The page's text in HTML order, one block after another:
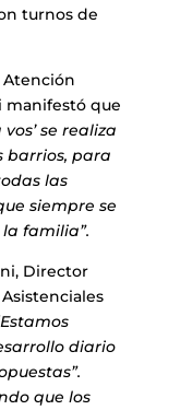
turnos de
Atención
manifestó que
se realiza
barrios, para
las
siempre se
familia”.
Director
diario
que los